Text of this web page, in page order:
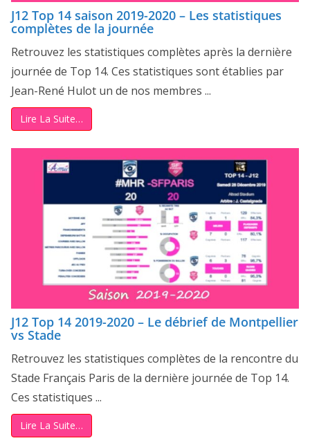
J12 Top 14 saison 2019-2020 – Les statistiques
complètes de la journée
Retrouvez les statistiques complètes après la dernière
journée de Top 14. Ces statistiques sont établies par
Jean-René Hulot un de nos membres ...
Lire La Suite…
J12 Top 14 2019-2020 – Le débrief de Montpellier
vs Stade
Retrouvez les statistiques complètes de la rencontre du
Stade Français Paris de la dernière journée de Top 14.
Ces statistiques ...
Lire La Suite…